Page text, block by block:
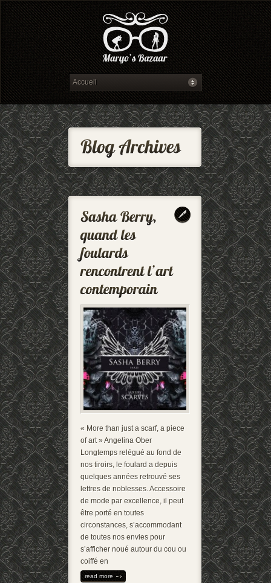
« More than just a scarf, a piece
of art » Angelina Ober
Longtemps relégué au fond de
nos tiroirs, le foulard a depuis
quelques années retrouvé ses
lettres de noblesses. Accessoire
de mode par excellence, il peut
être porté en toutes
circonstances, s’accommodant
de toutes nos envies pour
s’afficher noué autour du cou ou
coiffé en
read more